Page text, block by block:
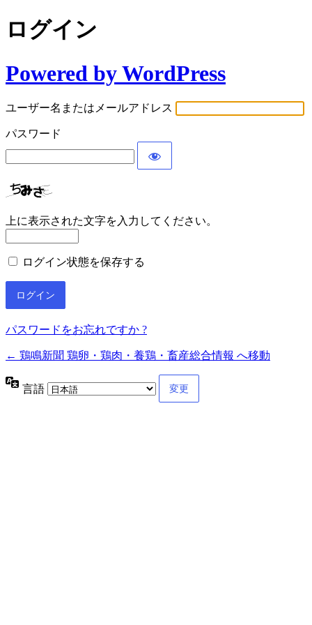
ログイン
Powered by WordPress
ユーザー名またはメールアドレス
パスワード
上に表示された文字を入力してください。
ログイン状態を保存する
パスワードをお忘れですか ?
← 鶏鳴新聞 鶏卵・鶏肉・養鶏・畜産総合情報 へ移動
言語